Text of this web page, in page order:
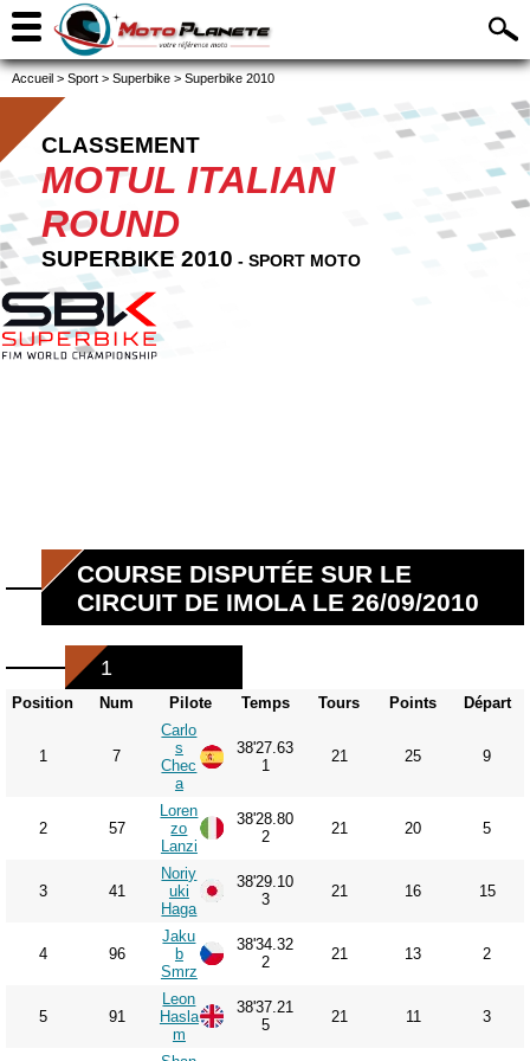
Accueil > Sport > Superbike > Superbike 2010
CLASSEMENT
MOTUL ITALIAN
ROUND
SUPERBIKE 2010 - SPORT MOTO
COURSE DISPUTÉE SUR LE
CIRCUIT DE IMOLA LE 26/09/2010
1
Position Num Pilote Temps Tours Points Départ
1 7
Carlo
s
Chec
a
38'27.63
1
21 25 9
2 57
Loren
zo
Lanzi
38'28.80
2
21 20 5
3 41
Noriy
uki
Haga
38'29.10
3
21 16 15
4 96
Jaku
b
Smrz
38'34.32
2
21 13 2
5 91
Leon
Hasla
m
38'37.21
5
21 11 3